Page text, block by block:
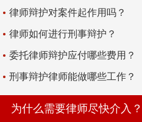
律师辩护对案件起作用吗？
律师如何进行刑事辩护？
委托律师辩护应付哪些费用？
刑事辩护律师能做哪些工作？
为什么需要律师尽快介入？